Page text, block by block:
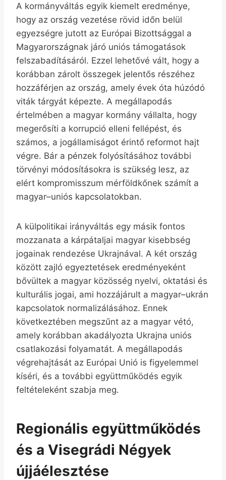
A kormányváltás egyik kiemelt eredménye,
hogy az ország vezetése rövid időn belül
egyezségre jutott az Európai Bizottsággal a
Magyarországnak járó uniós támogatások
felszabadításáról. Ezzel lehetővé vált, hogy a
korábban zárolt összegek jelentős részéhez
hozzáférjen az ország, amely évek óta húzódó
viták tárgyát képezte. A megállapodás
értelmében a magyar kormány vállalta, hogy
megerősíti a korrupció elleni fellépést, és
számos, a jogállamiságot érintő reformot hajt
végre. Bár a pénzek folyósításához további
törvényi módosításokra is szükség lesz, az
elért kompromisszum mérföldkőnek számít a
magyar–uniós kapcsolatokban.
A külpolitikai irányváltás egy másik fontos
mozzanata a kárpátaljai magyar kisebbség
jogainak rendezése Ukrajnával. A két ország
között zajló egyeztetések eredményeként
bővültek a magyar közösség nyelvi, oktatási és
kulturális jogai, ami hozzájárult a magyar–ukrán
kapcsolatok normalizálásához. Ennek
következtében megszűnt az a magyar vétó,
amely korábban akadályozta Ukrajna uniós
csatlakozási folyamatát. A megállapodás
végrehajtását az Európai Unió is figyelemmel
kíséri, és a további együttműködés egyik
feltételeként szabja meg.
Regionális együttműködés
és a Visegrádi Négyek
újjáélesztése